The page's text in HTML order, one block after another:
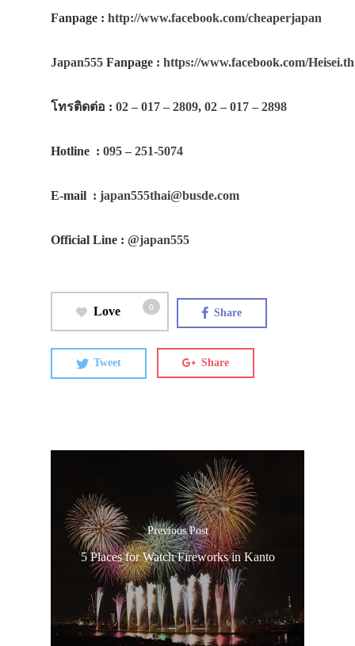
Fanpage : http://www.facebook.com/cheaperjapan
Japan555 Fanpage : https://www.facebook.com/Heisei.th
โทรติดต่อ : 02 – 017 – 2809, 02 – 017 – 2898
Hotline : 095 – 251-5074
E-mail : japan555thai@busde.com
Official Line : @japan555
Love 0 Share
Tweet Share
Previous Post
5 Places for Watch Fireworks in Kanto
ประเทศญี่ปุ่น
เที่ยวญี่ปุ่นด้ว
เอง
รถบัส
เดินทาง